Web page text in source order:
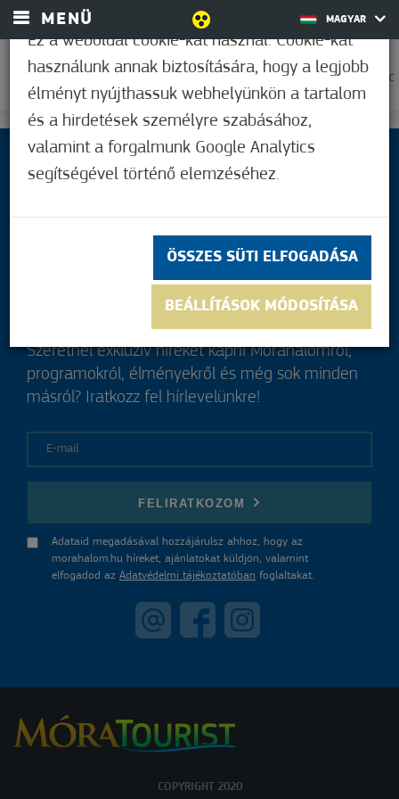
MENÜ MAGYAR
0
25,0°C
Ez a weboldal cookie-kat használ. Cookie-kat
használunk annak biztosítására, hogy a legjobb
élményt nyújthassuk webhelyünkön a tartalom
és a hirdetések személyre szabásához,
valamint a forgalmunk Google Analytics
segítségével történő elemzéséhez.
ÖSSZES SÜTI ELFOGADÁSA
BEÁLLÍTÁSOK MÓDOSÍTÁSA
Szeretnél exkluzív híreket kapni Mórahalomról,
programokról, élményekről és még sok minden
másról? Iratkozz fel hírlevelünkre!
FELIRATKOZOM
Adataid megadásával hozzájárulsz ahhoz, hogy az
morahalom.hu híreket, ajánlatokat küldjön, valamint
elfogadod az Adatvédelmi tájékoztatóban foglaltakat.
COPYRIGHT 2020